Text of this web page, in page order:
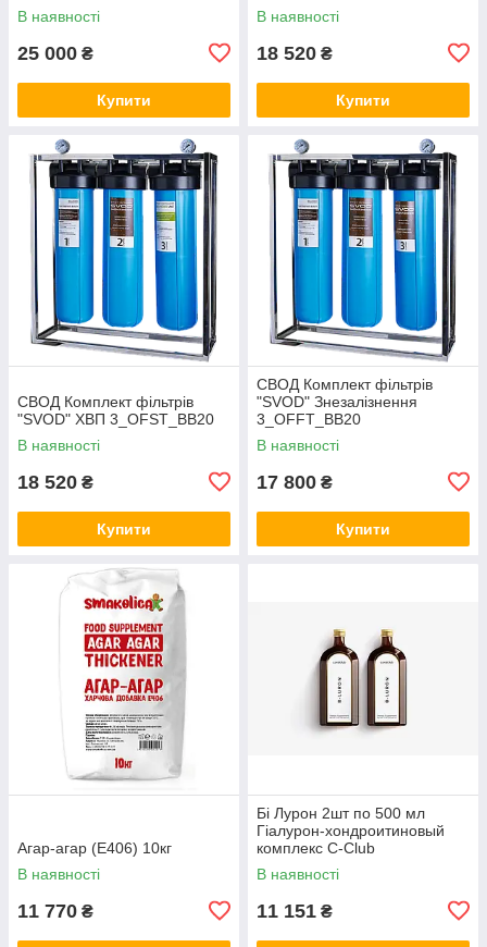
В наявності
25 000 ₴
Купити
В наявності
18 520 ₴
Купити
СВОД Комплект фільтрів
"SVOD" ХВП 3_OFST_BB20
В наявності
18 520 ₴
Купити
СВОД Комплект фільтрів
"SVOD" Знезалізнення
3_OFFT_BB20
В наявності
17 800 ₴
Купити
Агар-агар (Е406) 10кг
В наявності
11 770 ₴
Бі Лурон 2шт по 500 мл
Гіалурон-хондроитиновый
комплекс С-Club
В наявності
11 151 ₴